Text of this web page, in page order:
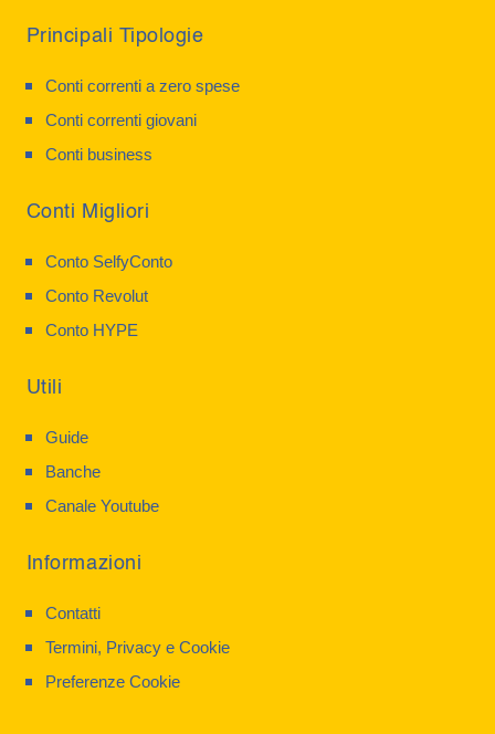
Principali Tipologie
Conti correnti a zero spese
Conti correnti giovani
Conti business
Conti Migliori
Conto SelfyConto
Conto Revolut
Conto HYPE
Utili
Guide
Banche
Canale Youtube
Informazioni
Contatti
Termini, Privacy e Cookie
Preferenze Cookie